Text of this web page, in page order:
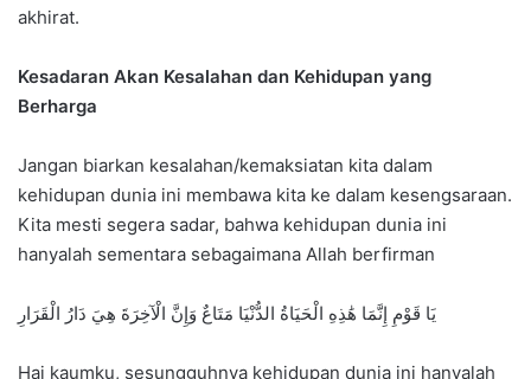
akhirat.
Kesadaran Akan Kesalahan dan Kehidupan yang
Berharga
Jangan biarkan kesalahan/kemaksiatan kita dalam
kehidupan dunia ini membawa kita ke dalam kesengsaraan.
Kita mesti segera sadar, bahwa kehidupan dunia ini
hanyalah sementara sebagaimana Allah berfirman
يَا قَوْمِ إِنَّمَا هَٰذِهِ الْحَيَاةُ الدُّنْيَا مَتَاعٌ وَإِنَّ الْآخِرَةَ هِيَ دَارُ الْقَرَارِ
Hai kaumku, sesungguhnya kehidupan dunia ini hanyalah